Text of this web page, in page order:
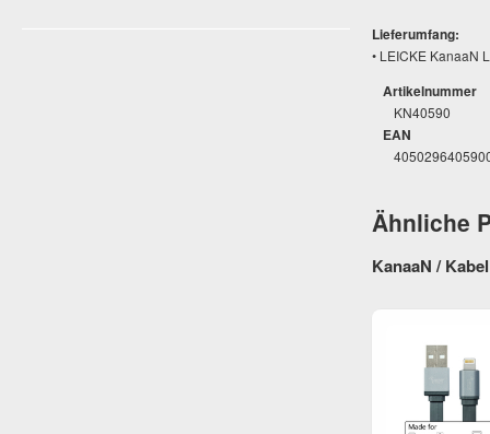
Lieferumfang:
• LEICKE KanaaN
Artikelnummer
KN40590
EAN
Ähnliche
KanaaN /